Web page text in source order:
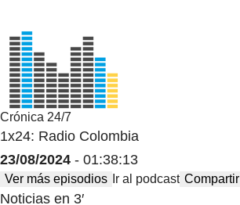
Crónica 24/7
1x24: Radio Colombia
23/08/2024 - 01:38:13
Ver más episodios Ir al podcast Compartir
Noticias en 3′